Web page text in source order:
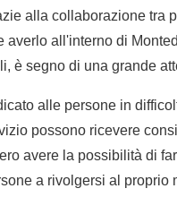
alla collaborazione tra
averlo all'interno di
è segno di una grande
alle persone in
possono ricevere
avere la possibilità di
a rivolgersi al proprio